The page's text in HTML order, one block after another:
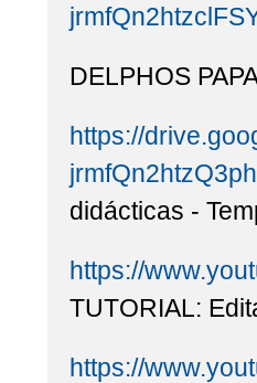
DELPHOS
https://
didácticas -
https://
TUTORIAL:
https://